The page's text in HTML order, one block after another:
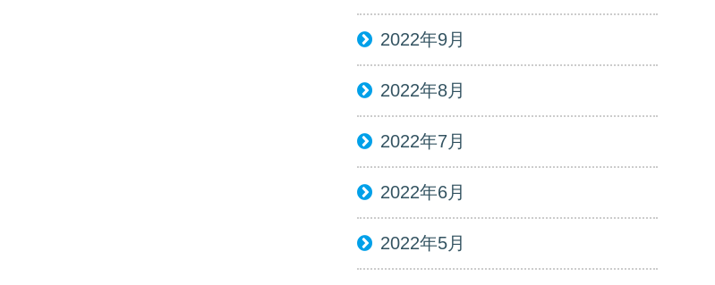
2022年9月
2022年8月
2022年7月
2022年6月
2022年5月